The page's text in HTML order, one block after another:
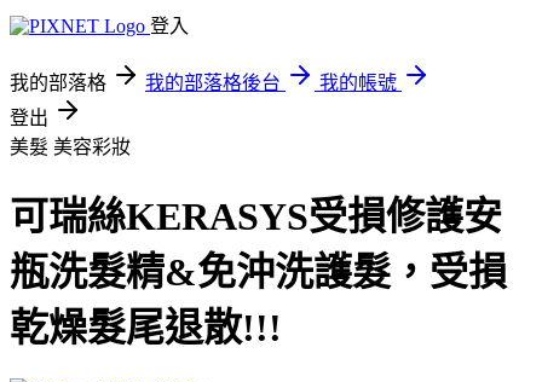
登入
我的部落格 我的部落格後台
我的帳號
登出
美髮 美容彩妝
可瑞絲KERASYS受損修護安
瓶洗髮精&免沖洗護髮，受損
乾燥髮尾退散!!!